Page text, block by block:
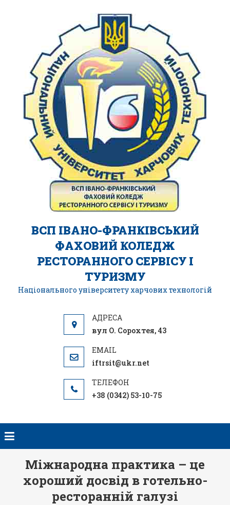
ВСП ІВАНО-ФРАНКІВСЬКИЙ
ФАХОВИЙ КОЛЕДЖ
РЕСТОРАННОГО СЕРВІСУ І
ТУРИЗМУ
Національного університету харчових технологій
вул О. Сорохтея, 43
iftrsit@ukr.net
+38 (0342) 53-10-75
Міжнародна практика – це
хороший досвід в готельно-
ресторанній галузі